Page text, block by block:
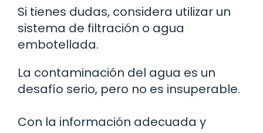
Si tienes dudas, considera utilizar un
sistema de filtración o agua
embotellada.
La contaminación del agua es un
desafío serio, pero no es insuperable.
Con la información adecuada y